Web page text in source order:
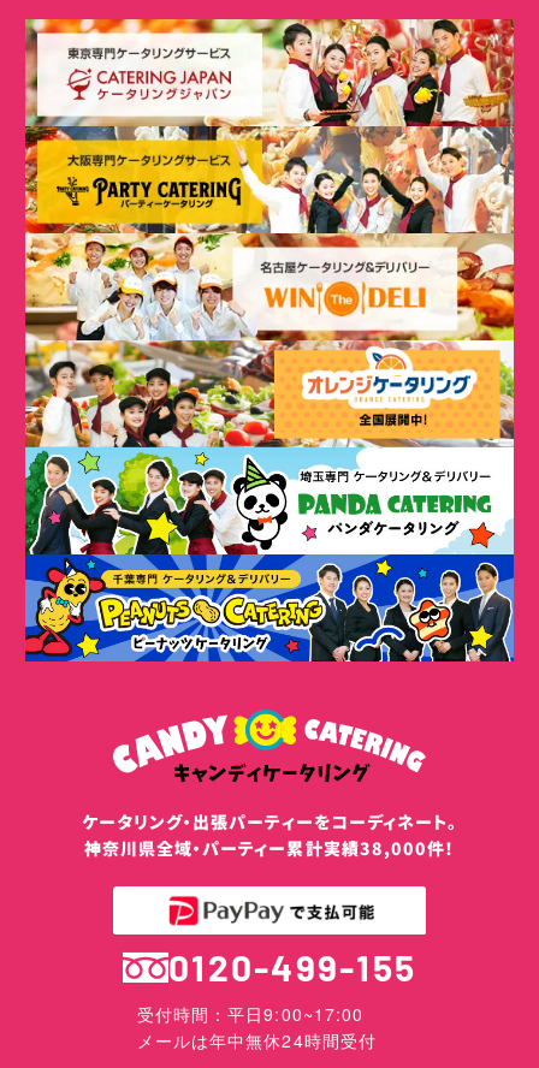
ケータリング・出張パーティーをコーディネート。
神奈川県全域・パーティー累計実績38,000件！
0120-499-155
受付時間：平日9:00~17:00
メールは年中無休24時間受付